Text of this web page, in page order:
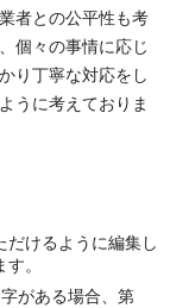
者との公平性も考
個々の事情に応じ
り丁寧な対応をし
うに考えておりま
だけるように編集し
。
がある場合、第